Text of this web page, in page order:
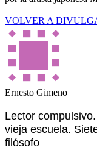
VOLVER A
Ernesto Gimeno
Lector
vieja escuela.
filósofo